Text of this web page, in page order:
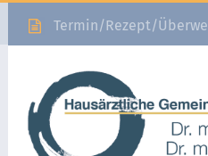
Termin/Rezept/